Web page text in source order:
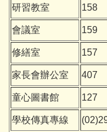
研習教室 158
會議室 159
修繕室 157
家長會辦公室 407
童心圖書館 127
學校傳真專線